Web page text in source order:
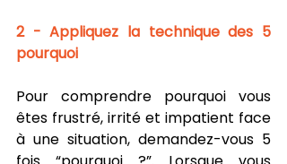
2 - Appliquez la technique des 5
pourquoi
Pour comprendre pourquoi vous
êtes frustré, irrité et impatient face
à une situation, demandez-vous 5